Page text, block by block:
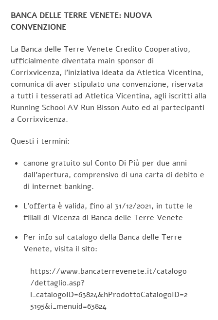
BANCA DELLE TERRE VENETE: NUOVA
CONVENZIONE
La Banca delle Terre Venete Credito Cooperativo,
ufficialmente diventata main sponsor di
Corrixvicenza, l’iniziativa ideata da Atletica Vicentina,
comunica di aver stipulato una convenzione, riservata
a tutti i tesserati ad Atletica Vicentina, agli iscritti alla
Running School AV Run Bisson Auto ed ai partecipanti
a Corrixvicenza.
Questi i termini:
canone gratuito sul Conto Di Più per due anni
dall’apertura, comprensivo di una carta di debito e
di internet banking.
L’offerta è valida, fino al 31/12/2021, in tutte le
filiali di Vicenza di Banca delle Terre Venete
Per info sul catalogo della Banca delle Terre
Venete, visita il sito:
https://www.bancaterrevenete.it/catalogo
/dettaglio.asp?
i_catalogoID=63824&hProdottoCatalogoID=2
5195&i_menuid=63824